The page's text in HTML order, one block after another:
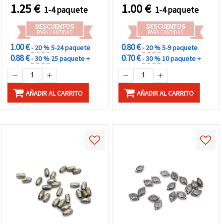
1.25€ 1-4 paquete
DESCUENTOS
PARA CANTIDAD
1.00 €- 20 %5-24 paquete
0.88 €- 30 % 25 paquete +
AÑADIR AL CARRITO
1.00€ 1-4 paquete
DESCUENTOS
PARA CANTIDAD
0.80 €- 20 %5-9 paquete
0.70 €- 30 %10 paquete +
AÑADIR AL CARRITO